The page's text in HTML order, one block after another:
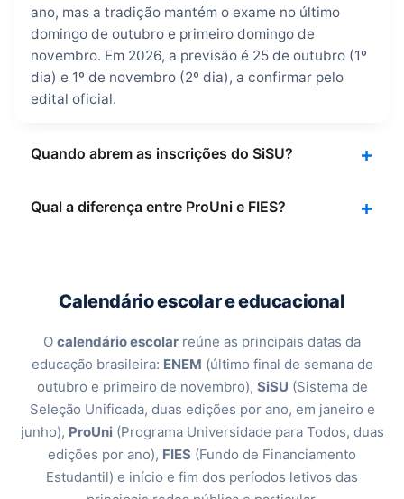
ano, mas a tradição mantém o exame no último
domingo de outubro e primeiro domingo de
novembro. Em 2026, a previsão é 25 de outubro (1º
dia) e 1º de novembro (2º dia), a confirmar pelo
edital oficial.
Quando abrem as inscrições do SiSU?
Qual a diferença entre ProUni e FIES?
Calendário escolar e educacional
O calendário escolar reúne as principais datas da
educação brasileira: ENEM (último final de semana de
outubro e primeiro de novembro), SiSU (Sistema de
Seleção Unificada, duas edições por ano, em janeiro e
junho), ProUni(Programa Universidade para Todos, duas
edições por ano), FIES (Fundo de Financiamento
Estudantil) e início e fim dos períodos letivos das